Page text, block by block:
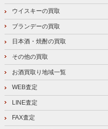
ウイスキーの買取
ブランデーの買取
日本酒・焼酎の買取
その他の買取
お酒買取り地域一覧
WEB査定
LINE査定
FAX査定